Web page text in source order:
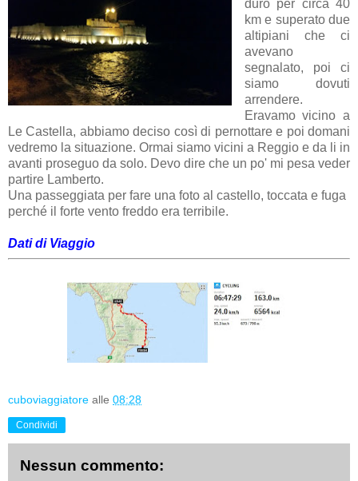
duro per circa 40
km e superato due
altipiani che ci
avevano
segnalato, poi ci
siamo dovuti
arrendere.
Eravamo vicino a
Le Castella, abbiamo deciso così di pernottare e poi domani
vedremo la situazione. Ormai siamo vicini a Reggio e da li in
avanti proseguo da solo. Devo dire che un po' mi pesa veder
partire Lamberto.
Una passeggiata per fare una foto al castello, toccata e fuga
perché il forte vento freddo era terribile.
Dati di Viaggio
cuboviaggiatore alle 08:28
Condividi
Nessun commento: